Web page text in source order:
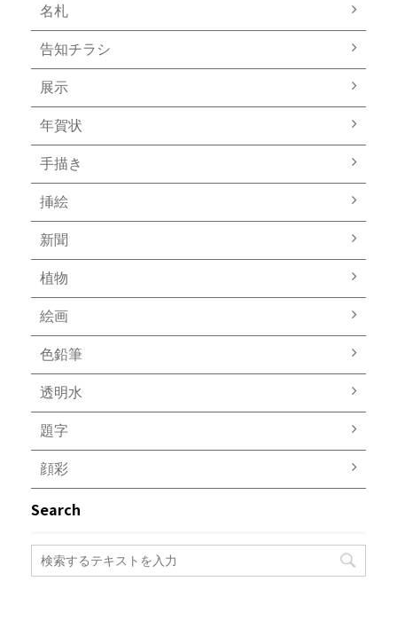
名札
告知チラシ
展示
年賀状
手描き
挿絵
新聞
植物
絵画
色鉛筆
透明水
題字
顔彩
Search